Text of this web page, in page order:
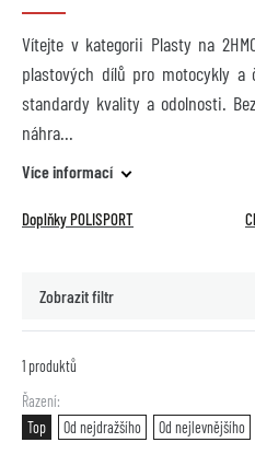
Vítejte v kategorii Plasty na
plastových dílů pro motocykly a
standardy kvality a odolnosti.
náhra
Více informací
Doplňky POLISPORT
Zobrazit filtr
1 produktů
Řazení
Top
Od nejdražšího Od nejlevnějšího